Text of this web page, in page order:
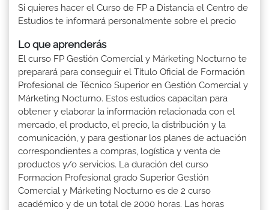
Si quieres hacer el Curso de FP a Distancia el Centro de
Estudios te informará personalmente sobre el precio
Lo que aprenderás
El curso FP Gestión Comercial y Márketing Nocturno te
preparará para conseguir el Título Oficial de Formación
Profesional de Técnico Superior en Gestión Comercial y
Márketing Nocturno. Estos estudios capacitan para
obtener y elaborar la información relacionada con el
mercado, el producto, el precio, la distribución y la
comunicación, y para gestionar los planes de actuación
correspondientes a compras, logística y venta de
productos y/o servicios. La duración del curso
Formacion Profesional grado Superior Gestión
Comercial y Márketing Nocturno es de 2 curso
académico y de un total de 2000 horas. Las horas